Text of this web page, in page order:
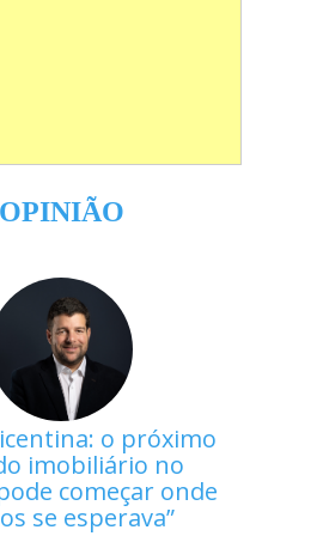
OPINIÃO
o próximo
imobiliário no
começar onde
se esperava